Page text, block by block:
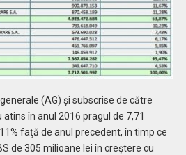
(AG) și subscrise de către
în anul 2016 pragul de 7,71
faţă de anul precedent, în timp ce
de 305 milioane lei în creștere cu